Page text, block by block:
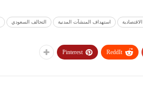
استهداف المنشآت المدنية التحالف السعودي
ReddIt
Pinterest